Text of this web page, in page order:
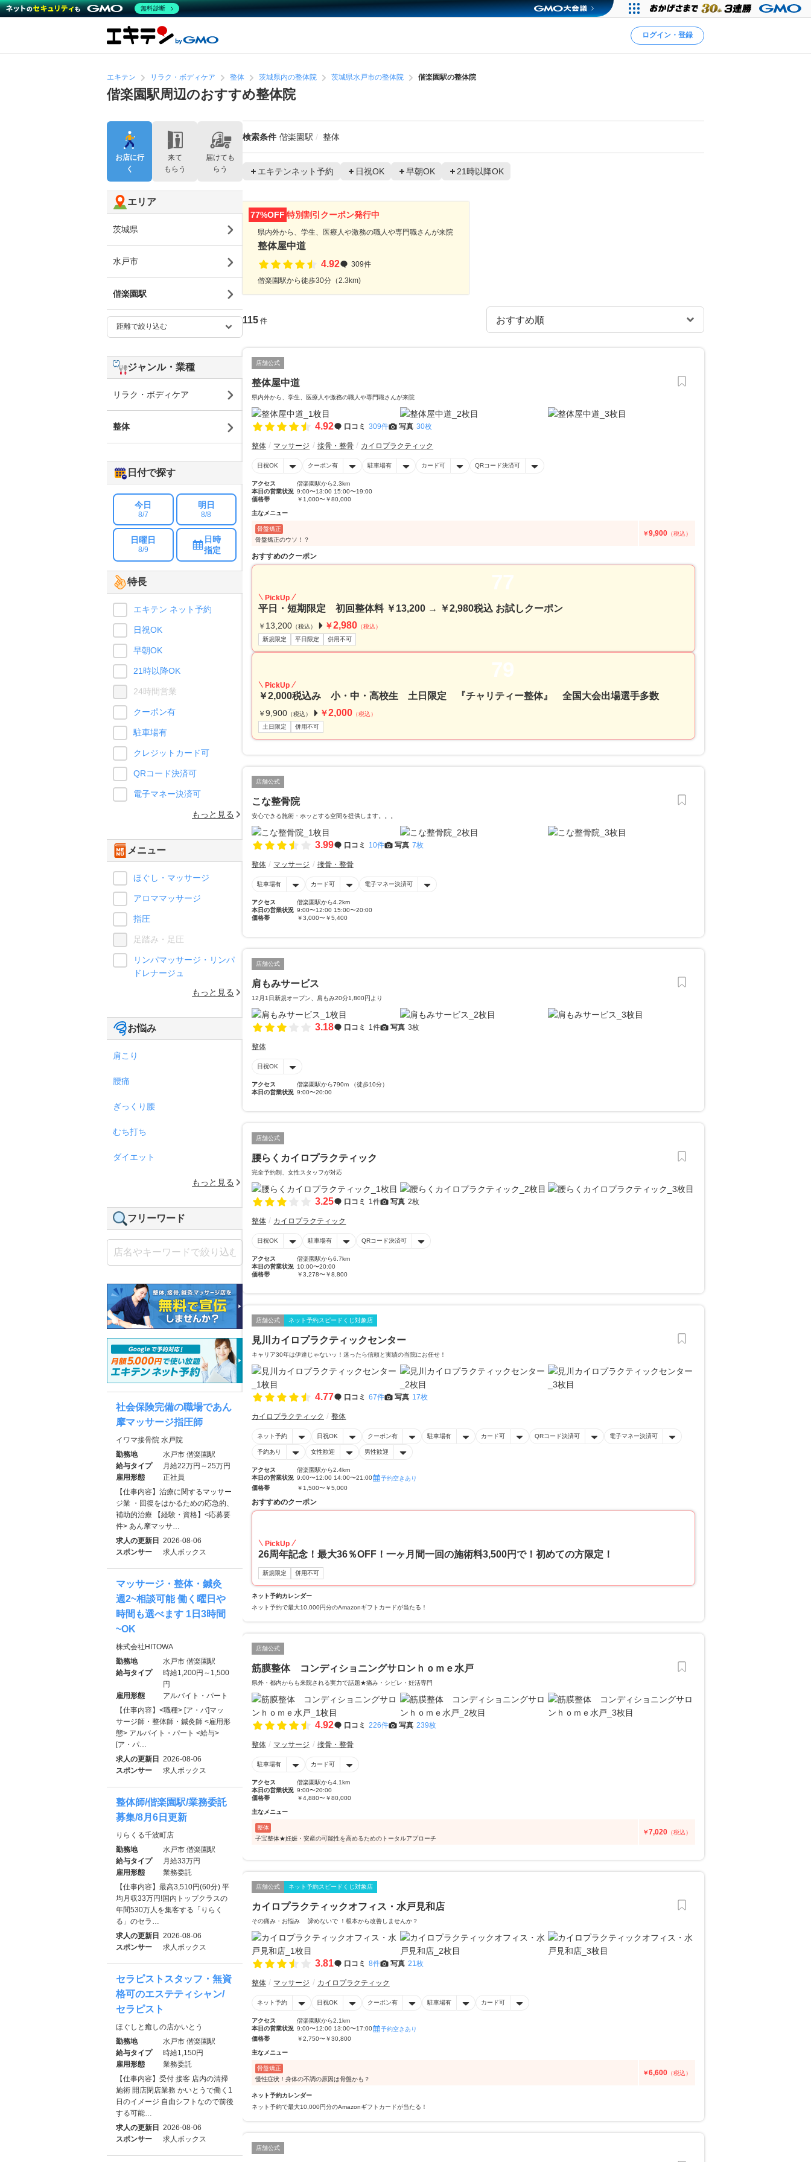
ログイン・登録
エキテン リラク・ボディケア 整体 茨城県内の整体院 茨城県水戸市の整体院 偕楽園駅の整体院
偕楽園駅周辺のおすすめ整体院
検索条件 偕楽園駅 整体
エキテンネット予約 日祝OK 早朝OK 21時以降OK
77%OFF 特別割引クーポン発行中
県内外から、学生、医療人や激務の職人や専門職さんが来院
整体屋中道
4.92
309件
偕楽園駅から徒歩30分（2.3km)
115 件
店舗公式
整体屋中道
県内外から、学生、医療人や激務の職人や専門職さんが来院
4.92 口コミ 309件 写真 30枚
整体 マッサージ 接骨・整骨 カイロプラクティック
日祝OK クーポン有 駐車場有 カード可 QRコード決済可
アクセス
偕楽園駅から2.3km
本日の営業状況 9:00〜13:00 15:00〜19:00
価格帯
￥1,000〜￥80,000
主なメニュー
骨盤矯正
骨盤矯正のウソ！？
￥9,900 （税込）
おすすめのクーポン
77
PickUp
平日・短期限定 初回整体料 ￥13,200 → ￥2,980税込 お試しクーポン
￥ 13,200 （税込） ￥2,980 （税込）
新規限定
平日限定 併用不可
79
PickUp
￥2,000税込み 小・中・高校生 土日限定 『チャリティー整体』 全国大会出場選手多数
￥ 9,900 （税込） ￥2,000 （税込）
土日限定
併用不可
店舗公式
こな整骨院
安心できる施術・ホッとする空間を提供します。。。
3.99 口コミ 10件 写真 7枚
整体 マッサージ 接骨・整骨
駐車場有 カード可 電子マネー決済可
アクセス
偕楽園駅から4.2km
本日の営業状況 9:00〜12:00 15:00〜20:00
価格帯
￥3,000〜￥5,400
店舗公式
肩もみサービス
12月1日新規オープン、肩もみ20分1,800円より
3.18 口コミ 1件 写真 3枚
整体
日祝OK
アクセス
偕楽園駅から790m （徒歩10分）
本日の営業状況 9:00〜20:00
店舗公式
腰らくカイロプラクティック
完全予約制、女性スタッフが対応
3.25 口コミ 1件 写真 2枚
整体 カイロプラクティック
日祝OK 駐車場有 QRコード決済可
アクセス
偕楽園駅から6.7km
本日の営業状況 10:00〜20:00
価格帯
￥3,278〜￥8,800
店舗公式 ネット予約スピードくじ対象店
見川カイロプラクティックセンター
キャリア30年は伊達じゃないッ！迷ったら信頼と実績の当院にお任せ！
4.77 口コミ 67件 写真 17枚
カイロプラクティック 整体
ネット予約 日祝OK クーポン有 駐車場有 カード可 QRコード決済可 電子マネー決済可
予約あり 女性歓迎 男性歓迎
アクセス
偕楽園駅から2.4km
本日の営業状況 9:00〜12:00 14:00〜21:00
予約空きあり
価格帯
￥1,500〜￥5,000
おすすめのクーポン
PickUp
26周年記念！最大36％OFF！一ヶ月間一回の施術料3,500円で！初めての方限定！
新規限定 併用不可
ネット予約カレンダー
ネット予約で最大10,000円分のAmazonギフトカードが当たる！
店舗公式
筋膜整体 コンディショニングサロンｈｏｍｅ水戸
県外・都内からも来院される実力で話題★痛み・シビレ・妊活専門
4.92 口コミ 226件 写真 239枚
整体 マッサージ 接骨・整骨
駐車場有 カード可
アクセス
偕楽園駅から4.1km
本日の営業状況 9:00〜20:00
価格帯
￥4,880〜￥80,000
主なメニュー
整体
子宝整体★妊娠・安産の可能性を高めるためのトータルアプローチ
￥7,020 （税込）
店舗公式 ネット予約スピードくじ対象店
カイロプラクティックオフィス・水戸見和店
その痛み・お悩み 諦めないで ！根本から改善しませんか？
3.81 口コミ 8件 写真 21枚
整体 マッサージ カイロプラクティック
ネット予約 日祝OK クーポン有 駐車場有 カード可
アクセス
偕楽園駅から2.1km
本日の営業状況 9:00〜12:00 13:00〜17:00
予約空きあり
価格帯
￥2,750〜￥30,800
主なメニュー
骨盤矯正
慢性症状！身体の不調の原因は骨盤かも？
￥6,600 （税込）
ネット予約カレンダー
ネット予約で最大10,000円分のAmazonギフトカードが当たる！
店舗公式
お店に行
く
来て
もらう
届けても
らう
エリア
茨城県
水戸市
偕楽園駅
ジャンル・業種
リラク・ボディケア
整体
日付で探す
今日
8/7
明日
8/8
日曜日
8/9
日時
指定
特長
エキテン ネット予約
日祝OK
早朝OK
21時以降OK
24時間営業
クーポン有
駐車場有
クレジットカード可
QRコード決済可
電子マネー決済可
もっと見る
メニュー
ほぐし・マッサージ
アロママッサージ
指圧
足踏み・足圧
リンパマッサージ・リンパ
ドレナージュ
もっと見る
お悩み
肩こり
腰痛
ぎっくり腰
むち打ち
ダイエット
もっと見る
フリーワード
社会保険完備の職場であん
摩マッサージ指圧師
イワマ接骨院 水戸院
勤務地
水戸市 偕楽園駅
給与タイプ
月給22万円～25万円
雇用形態
正社員
【仕事内容】治療に関するマッサー
ジ業 ・回復をはかるための応急的、
補助的治療 【経験・資格】<応募要
件> あん摩マッサ…
求人の更新日 2026-08-06
スポンサー
求人ボックス
マッサージ・整体・鍼灸
週2~相談可能 働く曜日や
時間も選べます 1日3時間
~OK
株式会社HITOWA
勤務地
水戸市 偕楽園駅
給与タイプ
時給1,200円～1,500
円
雇用形態
アルバイト・パート
【仕事内容】<職種> [ア・パ]マッ
サージ師・整体師・鍼灸師 <雇用形
態> アルバイト・パート <給与>
[ア・パ…
求人の更新日 2026-08-06
スポンサー
求人ボックス
整体師/偕楽園駅/業務委託
募集/8月6日更新
りらくる千波町店
勤務地
水戸市 偕楽園駅
給与タイプ
月給33万円
雇用形態
業務委託
【仕事内容】最高3,510円(60分) 平
均月収33万円!国内トップクラスの
年間530万人を集客する「りらく
る」のセラ…
求人の更新日 2026-08-06
スポンサー
求人ボックス
セラピストスタッフ・無資
格可のエステティシャン/
セラピスト
ほぐしと癒しの店かいとう
勤務地
水戸市 偕楽園駅
給与タイプ
時給1,150円
雇用形態
業務委託
【仕事内容】受付 接客 店内の清掃
施術 開店閉店業務 かいとうで働く1
日のイメージ 自由シフトなので前後
する可能…
求人の更新日 2026-08-06
スポンサー
求人ボックス
無料診断